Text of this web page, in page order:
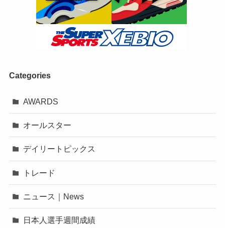
Categories
AWARDS
オールスター
デイリートピックス
トレード
ニュース｜News
日本人選手週間成績